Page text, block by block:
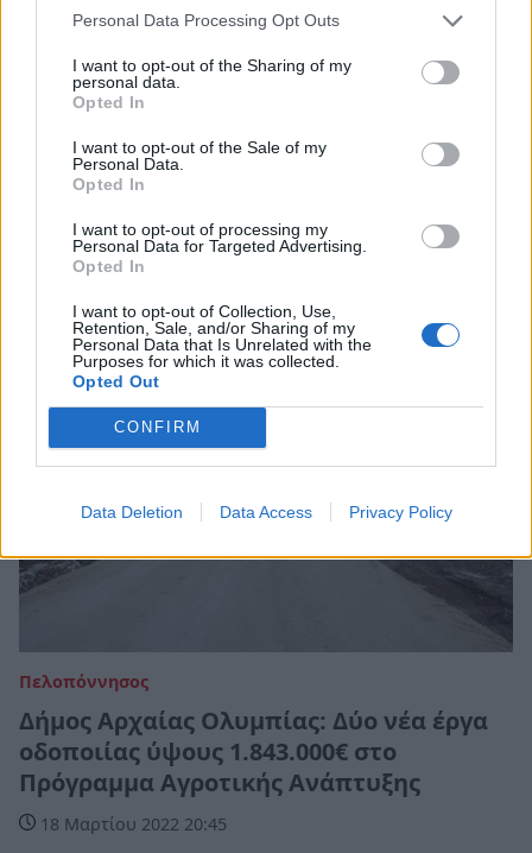
Personal Data Processing Opt Outs
I want to opt-out of the Sharing of my
personal data.
Opted In
I want to opt-out of the Sale of my
Personal Data.
Opted In
I want to opt-out of processing my
Personal Data for Targeted Advertising.
Opted In
I want to opt-out of Collection, Use,
Retention, Sale, and/or Sharing of my
Personal Data that Is Unrelated with the
Purposes for which it was collected.
Opted Out
CONFIRM
Data Deletion Data Access Privacy Policy
Πελοπόννησος
Δήμος Αρχαίας Ολυμπίας: 345.000 ευρώ
οικισμούς
19 Απριλίου 2022 18:45
Πελοπόννησος
Δήμος Αρχαίας Ολυμπίας: Δύο νέα έργα
οδοποιίας ύψους 1.843.000€ στο
Πρόγραμμα Αγροτικής Ανάπτυξης
18 Μαρτίου 2022 20:45